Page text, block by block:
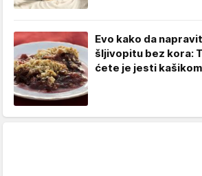
Evo kako da
šljivopitu bez kora:
ćete je jesti kašikom